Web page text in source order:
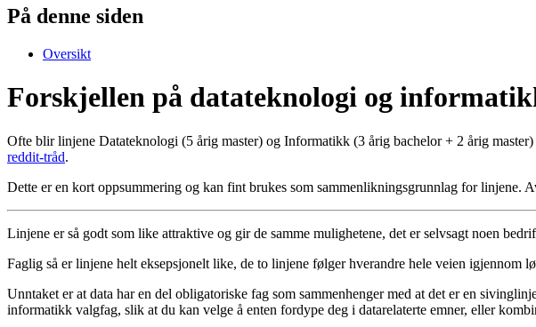
På denne siden
Oversikt
Forskjellen på datateknologi og
Ofte blir linjene Datateknologi (5 årig master) og Informatikk (3 årig bachelor + 2 årig
reddit-tråd.
Dette er en kort oppsummering og kan fint brukes som sammenlikningsgrunnlag for linjene.
Linjene er så godt som like attraktive og gir de samme mulighetene, det er selvsagt noen
Faglig så er linjene helt eksepsjonelt like, de to linjene følger hverandre hele veien igjennom
Unntaket er at data har en del obligatoriske fag som sammenhenger med at det er en
informatikk valgfag, slik at du kan velge å enten fordype deg i datarelaterte emner, eller